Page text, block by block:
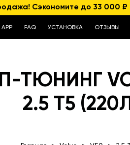
Сэкономите до 33 000 ₽
APP FAQ УСТАНОВКА ОТЗЫВЫ
ТЮНИНГ
2.5 T5